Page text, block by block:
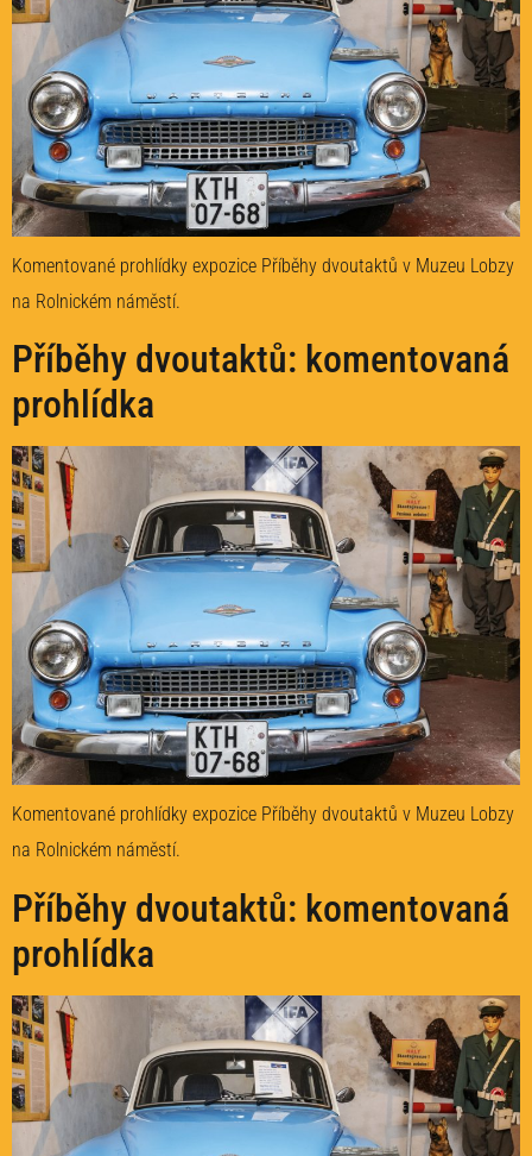
Komentované prohlídky expozice Příběhy dvoutaktů v Muzeu Lobzy
na Rolnickém náměstí.
Příběhy dvoutaktů: komentovaná
prohlídka
Komentované prohlídky expozice Příběhy dvoutaktů v Muzeu Lobzy
na Rolnickém náměstí.
Příběhy dvoutaktů: komentovaná
prohlídka